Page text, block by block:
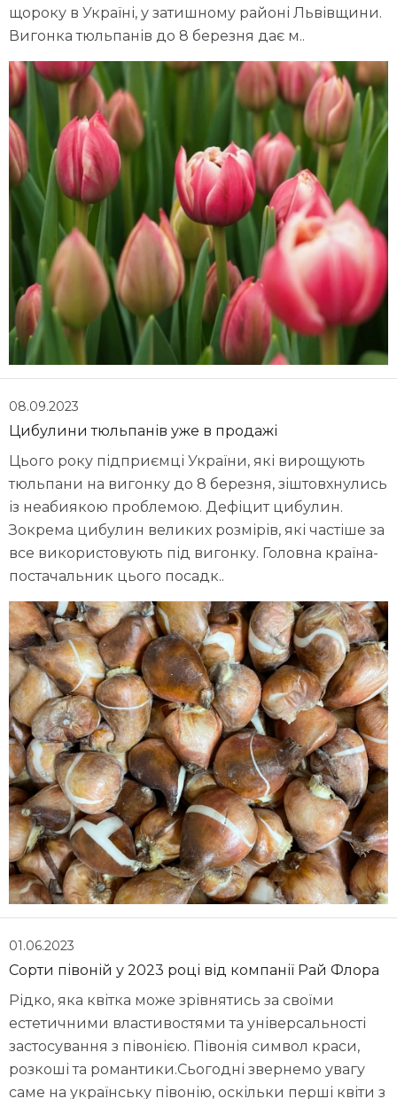
щороку в Україні, у затишному районі Львівщини.
Вигонка тюльпанів до 8 березня дає м..
08.09.2023
Цибулини тюльпанів уже в продажі
Цього року підприємці України, які вирощують
тюльпани на вигонку до 8 березня, зіштовхнулись
із неабиякою проблемою. Дефіцит цибулин.
Зокрема цибулин великих розмірів, які частіше за
все використовують під вигонку. Головна країна-
постачальник цього посадк..
01.06.2023
Сорти півоній у 2023 році від компанії Рай Флора
Рідко, яка квітка може зрівнятись за своїми
естетичними властивостями та універсальності
застосування з півонією. Півонія символ краси,
розкоші та романтики.Сьогодні звернемо увагу
саме на українську півонію, оскільки перші квіти з